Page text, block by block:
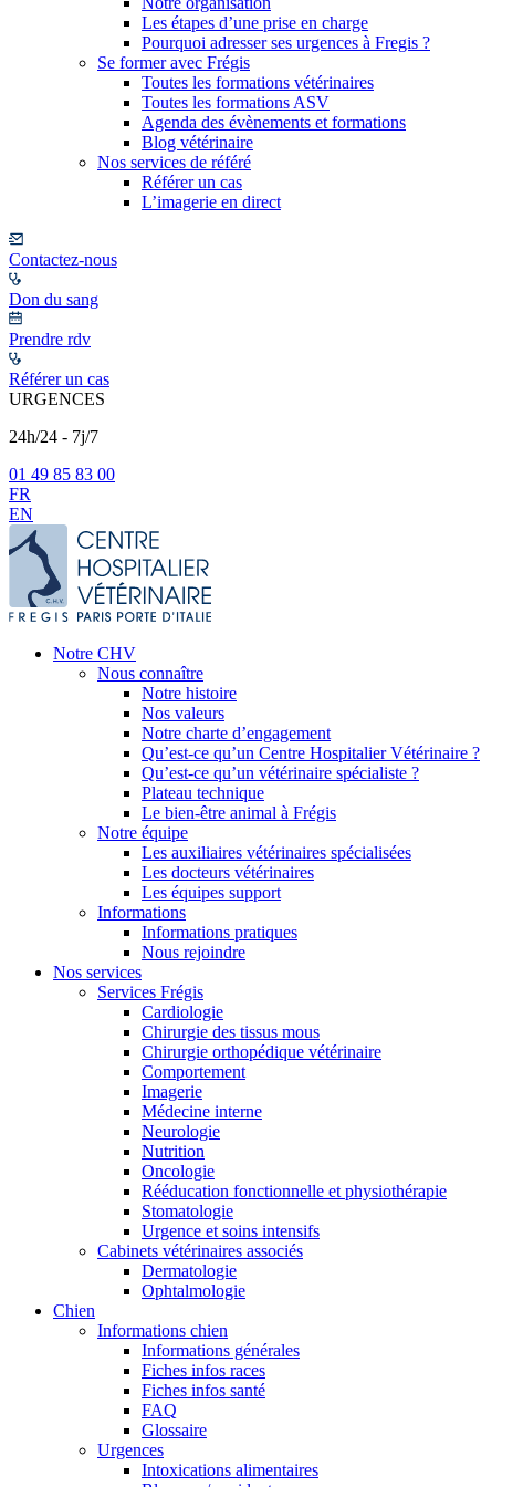
Les étapes d’une prise en charge
Pourquoi adresser ses urgences à Fregis ?
Se former avec Frégis
Toutes les formations vétérinaires
Toutes les formations ASV
Agenda des évènements et formations
Blog vétérinaire
Nos services de référé
Référer un cas
L’imagerie en direct
Contactez-nous
Don du sang
Prendre rdv
Référer un cas
URGENCES
24h/24 - 7j/7
01 49 85 83 00
FR
EN
Notre CHV
Nous connaître
Notre histoire
Nos valeurs
Notre charte d’engagement
Qu’est-ce qu’un Centre Hospitalier Vétérinaire ?
Qu’est-ce qu’un vétérinaire spécialiste ?
Plateau technique
Le bien-être animal à Frégis
Notre équipe
Les auxiliaires vétérinaires spécialisées
Les docteurs vétérinaires
Les équipes support
Informations
Informations pratiques
Nous rejoindre
Nos services
Services Frégis
Cardiologie
Chirurgie des tissus mous
Chirurgie orthopédique vétérinaire
Comportement
Imagerie
Médecine interne
Neurologie
Nutrition
Oncologie
Rééducation fonctionnelle et physiothérapie
Stomatologie
Urgence et soins intensifs
Cabinets vétérinaires associés
Dermatologie
Ophtalmologie
Chien
Informations chien
Informations générales
Fiches infos races
Fiches infos santé
FAQ
Glossaire
Urgences
Intoxications alimentaires